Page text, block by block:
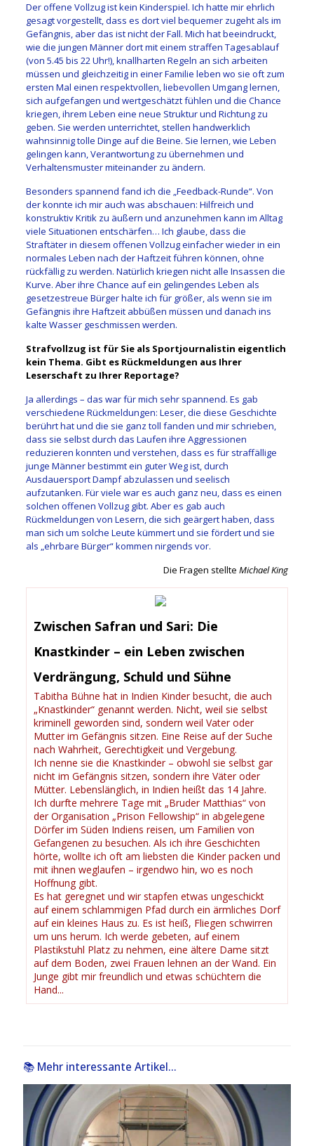
Der offene Vollzug ist kein Kinderspiel. Ich hatte mir ehrlich
gesagt vorgestellt, dass es dort viel bequemer zugeht als im
Gefängnis, aber das ist nicht der Fall. Mich hat beeindruckt,
wie die jungen Männer dort mit einem straffen Tagesablauf
(von 5.45 bis 22 Uhr!), knallharten Regeln an sich arbeiten
müssen und gleichzeitig in einer Familie leben wo sie oft zum
ersten Mal einen respektvollen, liebevollen Umgang lernen,
sich aufgefangen und wertgeschätzt fühlen und die Chance
kriegen, ihrem Leben eine neue Struktur und Richtung zu
geben. Sie werden unterrichtet, stellen handwerklich
wahnsinnig tolle Dinge auf die Beine. Sie lernen, wie Leben
gelingen kann, Verantwortung zu übernehmen und
Verhaltensmuster miteinander zu ändern.
Besonders spannend fand ich die „Feedback-Runde“. Von
der konnte ich mir auch was abschauen: Hilfreich und
konstruktiv Kritik zu äußern und anzunehmen kann im Alltag
viele Situationen entschärfen… Ich glaube, dass die
Straftäter in diesem offenen Vollzug einfacher wieder in ein
normales Leben nach der Haftzeit führen können, ohne
rückfällig zu werden. Natürlich kriegen nicht alle Insassen die
Kurve. Aber ihre Chance auf ein gelingendes Leben als
gesetzestreue Bürger halte ich für größer, als wenn sie im
Gefängnis ihre Haftzeit abbüßen müssen und danach ins
kalte Wasser geschmissen werden.
Strafvollzug ist für Sie als Sportjournalistin eigentlich
kein Thema. Gibt es Rückmeldungen aus Ihrer
Leserschaft zu Ihrer Reportage?
Ja allerdings – das war für mich sehr spannend. Es gab
verschiedene Rückmeldungen: Leser, die diese Geschichte
berührt hat und die sie ganz toll fanden und mir schrieben,
dass sie selbst durch das Laufen ihre Aggressionen
reduzieren konnten und verstehen, dass es für straffällige
junge Männer bestimmt ein guter Weg ist, durch
Ausdauersport Dampf abzulassen und seelisch
aufzutanken. Für viele war es auch ganz neu, dass es einen
solchen offenen Vollzug gibt. Aber es gab auch
Rückmeldungen von Lesern, die sich geärgert haben, dass
man sich um solche Leute kümmert und sie fördert und sie
als „ehrbare Bürger“ kommen nirgends vor.
Die Fragen stellteMichael King
Zwischen Safran und Sari: Die
Knastkinder – ein Leben zwischen
Verdrängung, Schuld und Sühne
Tabitha Bühne hat in Indien Kinder besucht, die auch
„Knastkinder“ genannt werden. Nicht, weil sie selbst
kriminell geworden sind, sondern weil Vater oder
Mutter im Gefängnis sitzen. Eine Reise auf der Suche
nach Wahrheit, Gerechtigkeit und Vergebung.
Ich nenne sie die Knastkinder – obwohl sie selbst gar
nicht im Gefängnis sitzen, sondern ihre Väter oder
Mütter. Lebenslänglich, in Indien heißt das 14 Jahre.
Ich durfte mehrere Tage mit „Bruder Matthias“ von
der Organisation „Prison Fellowship“ in abgelegene
Dörfer im Süden Indiens reisen, um Familien von
Gefangenen zu besuchen. Als ich ihre Geschichten
hörte, wollte ich oft am liebsten die Kinder packen und
mit ihnen weglaufen – irgendwo hin, wo es noch
Hoffnung gibt.
Es hat geregnet und wir stapfen etwas ungeschickt
auf einem schlammigen Pfad durch ein ärmliches Dorf
auf ein kleines Haus zu. Es ist heiß, Fliegen schwirren
um uns herum. Ich werde gebeten, auf einem
Plastikstuhl Platz zu nehmen, eine ältere Dame sitzt
auf dem Boden, zwei Frauen lehnen an der Wand. Ein
Junge gibt mir freundlich und etwas schüchtern die
Hand...
📚 Mehr interessante Artikel...